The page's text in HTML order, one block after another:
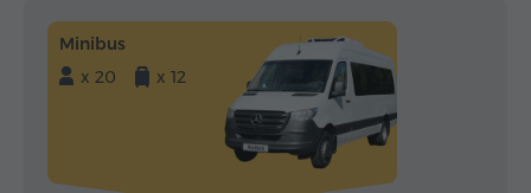
Minibus
x 20
x 12